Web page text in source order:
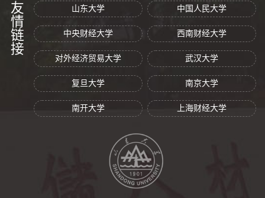
友情链接 山东大学 中国人民大学
中央财经大学 西南财经大学
对外经济贸易大学 武汉大学
复旦大学 南京大学
南开大学 上海财经大学